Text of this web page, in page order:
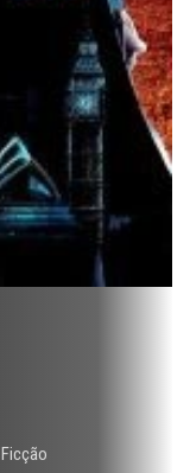
Ficção